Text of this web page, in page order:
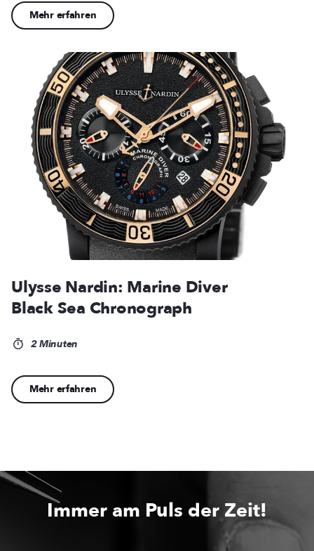
Mehr erfahren
Ulysse Nardin: Marine Diver
Black Sea Chronograph
2 Minuten
Mehr erfahren
Immer am Puls der Zeit!